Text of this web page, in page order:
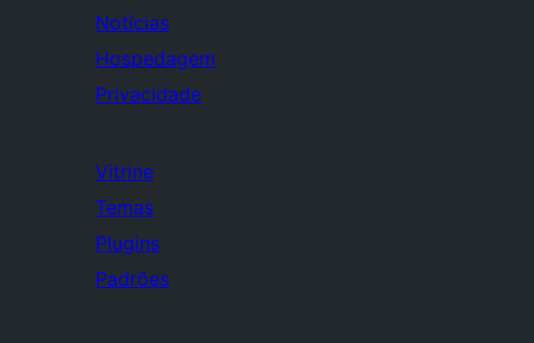
Notícias
Hospedagem
Privacidade
Vitrine
Temas
Plugins
Padrões